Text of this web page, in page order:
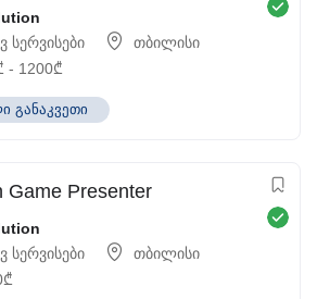
სერვისები
თბილისი
- 1200₾
განაკვეთი
Game Presenter
სერვისები
თბილისი
₾